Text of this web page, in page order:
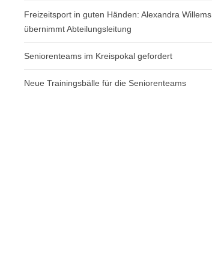
Freizeitsport in guten Händen: Alexandra Willems
übernimmt Abteilungsleitung
Seniorenteams im Kreispokal gefordert
Neue Trainingsbälle für die Seniorenteams